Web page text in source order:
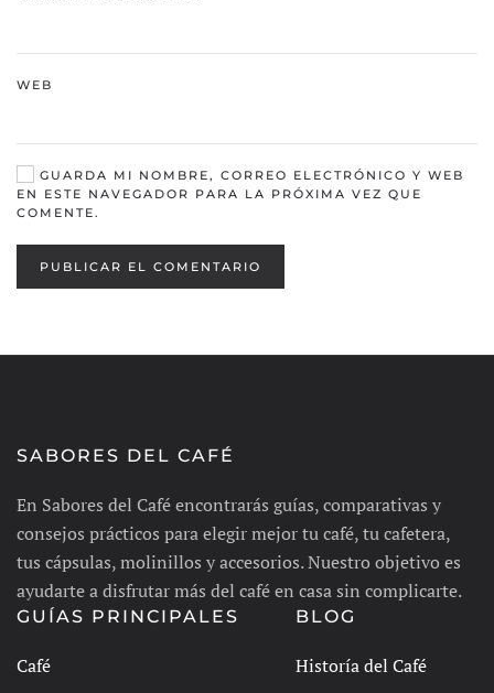
WEB
GUARDA MI NOMBRE, CORREO ELECTRÓNICO Y WEB
EN ESTE NAVEGADOR PARA LA PRÓXIMA VEZ QUE
COMENTE.
PUBLICAR EL COMENTARIO
SABORES DEL CAFÉ
En Sabores del Café encontrarás guías, comparativas y
consejos prácticos para elegir mejor tu café, tu cafetera,
tus cápsulas, molinillos y accesorios. Nuestro objetivo es
ayudarte a disfrutar más del café en casa sin complicarte.
GUÍAS PRINCIPALES
Café
BLOG
Historía del Café